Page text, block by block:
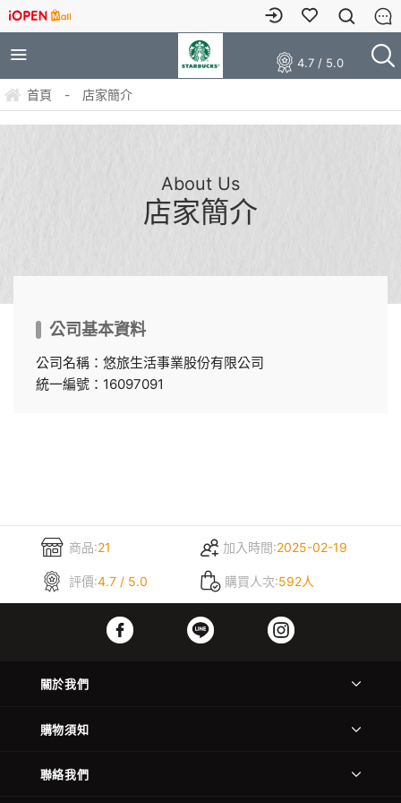
4.7 / 5.0
首頁 - 店家簡介
About Us
店家簡介
公司基本資料
公司名稱：悠旅生活事業股份有限公司
統一編號：16097091
商品:21 加入時間:2025-02-19
評價:4.7 / 5.0 購買人次:592人
關於我們
購物須知
聯絡我們